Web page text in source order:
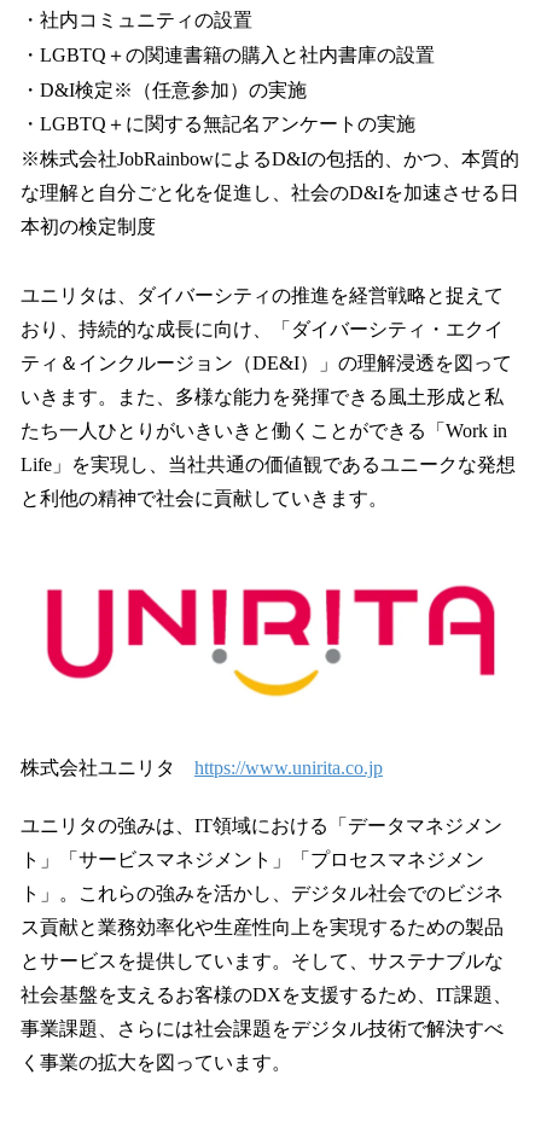
・社内コミュニティの設置
・LGBTQ＋の関連書籍の購入と社内書庫の設置
・D&I検定※（任意参加）の実施
・LGBTQ＋に関する無記名アンケートの実施
※株式会社JobRainbowによるD&Iの包括的、かつ、本質的
な理解と自分ごと化を促進し、社会のD&Iを加速させる日
本初の検定制度
ユニリタは、ダイバーシティの推進を経営戦略と捉えて
おり、持続的な成長に向け、「ダイバーシティ・エクイ
ティ＆インクルージョン（DE&I）」の理解浸透を図って
いきます。また、多様な能力を発揮できる風土形成と私
たち一人ひとりがいきいきと働くことができる「Work in
Life」を実現し、当社共通の価値観であるユニークな発想
と利他の精神で社会に貢献していきます。
株式会社ユニリタ https://www.unirita.co.jp
ユニリタの強みは、IT領域における「データマネジメン
ト」「サービスマネジメント」「プロセスマネジメン
ト」。これらの強みを活かし、デジタル社会でのビジネ
ス貢献と業務効率化や生産性向上を実現するための製品
とサービスを提供しています。そして、サステナブルな
社会基盤を支えるお客様のDXを支援するため、IT課題、
事業課題、さらには社会課題をデジタル技術で解決すべ
く事業の拡大を図っています。